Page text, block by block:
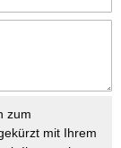
zum
mit Ihrem